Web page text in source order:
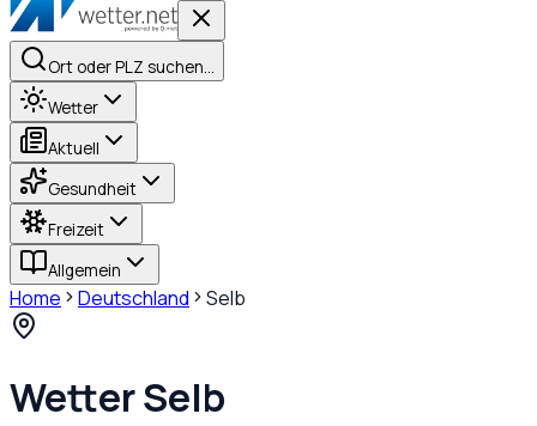
Ort oder PLZ suchen…
Wetter
Aktuell
Gesundheit
Freizeit
Allgemein
Home Deutschland Selb
WetterSelb